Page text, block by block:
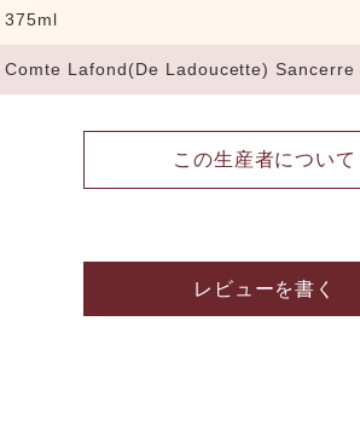
375ml
Comte Lafond(De Ladoucette) Sancerre
この生産者について
レビューを書く